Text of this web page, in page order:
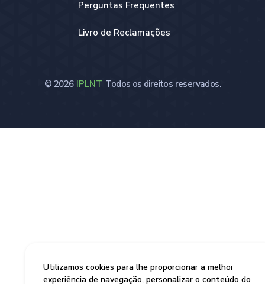
Perguntas Frequentes
Livro de Reclamações
© 2026 IPLNT Todos os direitos reservados.
Utilizamos cookies para lhe proporcionar a melhor
experiência de navegação, personalizar o conteúdo do